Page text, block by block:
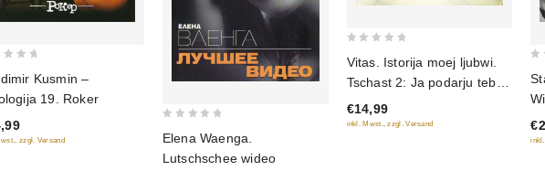
Kusmin –
19. Roker
zzgl. Versand
of
Elena Waenga.
Lutschschee wideo
of
5
Vitas. Istorija moej ljubwi.
Tschast 2: Ja podarju tebe
wes mir
€14,99
inkl. Mwst., zzgl. Versand
of
5